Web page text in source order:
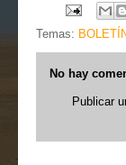
Temas:
No hay
Publicar